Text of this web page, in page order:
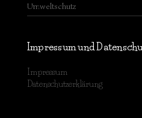
Umweltschutz
Impressum und
Impressum
Datenschutzerklärung